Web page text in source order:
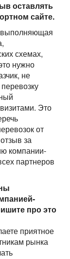
оставлять
сайте.
выполняющая
схемах,
нужно
не
Это
от
за
компании-
партнеров
про это
приятное
рынка